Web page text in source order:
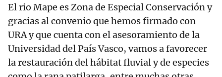
El rio Mape es Zona de Especial Conservación y
gracias al convenio que hemos firmado con
URA y que cuenta con el asesoramiento de la
Universidad del País Vasco, vamos a favorecer
la restauración del hábitat fluvial y de especies